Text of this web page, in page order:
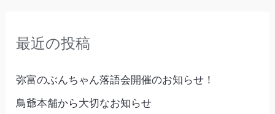
:最近の投稿
弥富のぶんちゃん落語会開催のお知らせ！
鳥爺本舗から大切なお知らせ